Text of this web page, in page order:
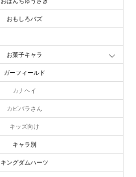
おぱんちゅうさぎ
おもしろバズ
お文具といっしょ
お菓子キャラ
ガーフィールド
カナヘイ
カピバラさん
キッズ向け
キャラ別
キングダムハーツ